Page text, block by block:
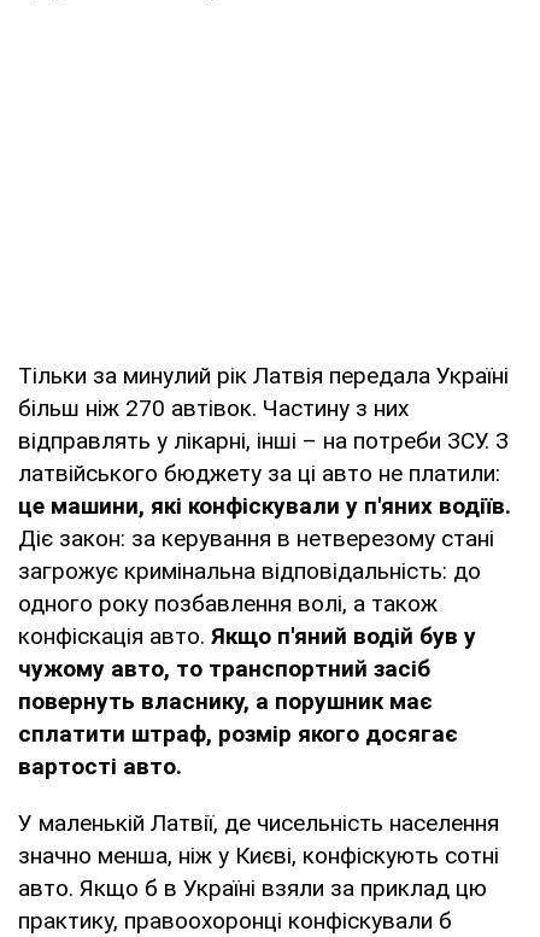
Тільки за минулий рік Латвія передала Україні
більш ніж 270 автівок. Частину з них
відправлять у лікарні, інші – на потреби ЗСУ. З
латвійського бюджету за ці авто не платили:
це машини, які конфіскували у п'яних водіїв.
Діє закон: за керування в нетверезому стані
загрожує кримінальна відповідальність: до
одного року позбавлення волі, а також
конфіскація авто. Якщо п'яний водій був у
чужому авто, то транспортний засіб
повернуть власнику, а порушник має
сплатити штраф, розмір якого досягає
вартості авто.
У маленькій Латвії, де чисельність населення
значно менша, ніж у Києві, конфіскують сотні
авто. Якщо б в Україні взяли за приклад цю
практику, правоохоронці конфіскували б